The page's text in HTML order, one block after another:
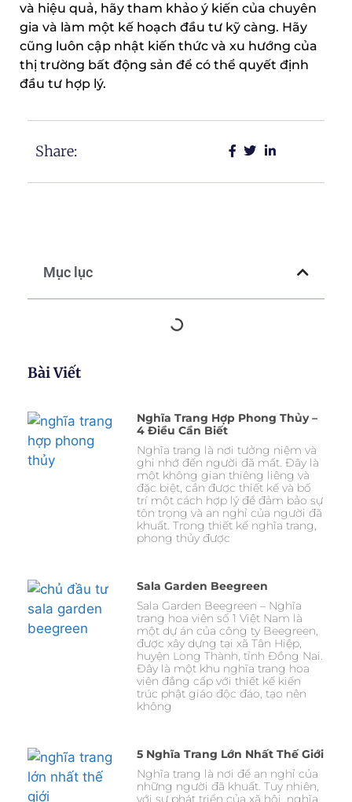
và hiệu quả, hãy tham khảo ý kiến của chuyên
gia và làm một kế hoạch đầu tư kỹ càng. Hãy
cũng luôn cập nhật kiến thức và xu hướng của
thị trường bất động sản để có thể quyết định
đầu tư hợp lý.
Share:
Mục lục
Bài Viết
Nghĩa Trang Hợp Phong Thủy –
4 Điều Cần Biết
Nghĩa trang là nơi tưởng niệm và
ghi nhớ đến người đã mất. Đây là
một không gian thiêng liêng và
đặc biệt, cần được thiết kế và bố
trí một cách hợp lý để đảm bảo sự
tôn trọng và an nghỉ của người đã
khuất. Trong thiết kế nghĩa trang,
phong thủy được
Sala Garden Beegreen
Sala Garden Beegreen – Nghĩa
trang hoa viên số 1 Việt Nam là
một dự án của công ty Beegreen,
được xây dựng tại xã Tân Hiệp,
huyện Long Thành, tỉnh Đồng Nai.
Đây là một khu nghĩa trang hoa
viên đẳng cấp với thiết kế kiến
trúc phật giáo độc đáo, tạo nên
không
5 Nghĩa Trang Lớn Nhất Thế Giới
Nghĩa trang là nơi để an nghỉ của
những người đã khuất. Tuy nhiên,
với sự phát triển của xã hội, nghĩa